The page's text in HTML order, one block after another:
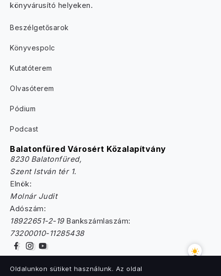
könyvárusító helyeken.
Beszélgetősarok
Könyvespolc
Kutatóterem
Olvasóterem
Pódium
Podcast
Balatonfüred Városért Közalapítvány
8230 Balatonfüred,
Szent István tér 1.
Elnök:
Molnár Judit
Adószám:
18922651-2-19Bankszámlaszám:
73200010-11285438
Oldalunkon sütiket használunk. Az oldal